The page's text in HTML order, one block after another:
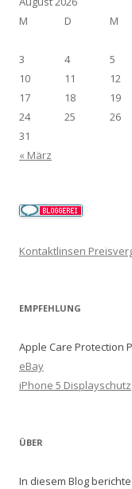
M
D M
3
4 5
10
11 12
17
18 19
24
25 26
31
« März
Kontaktlinsen
EMPFEHLUNG
Apple Care Protection
eBay
iPhone 5 Displayschutz
ÜBER
In diesem Blog